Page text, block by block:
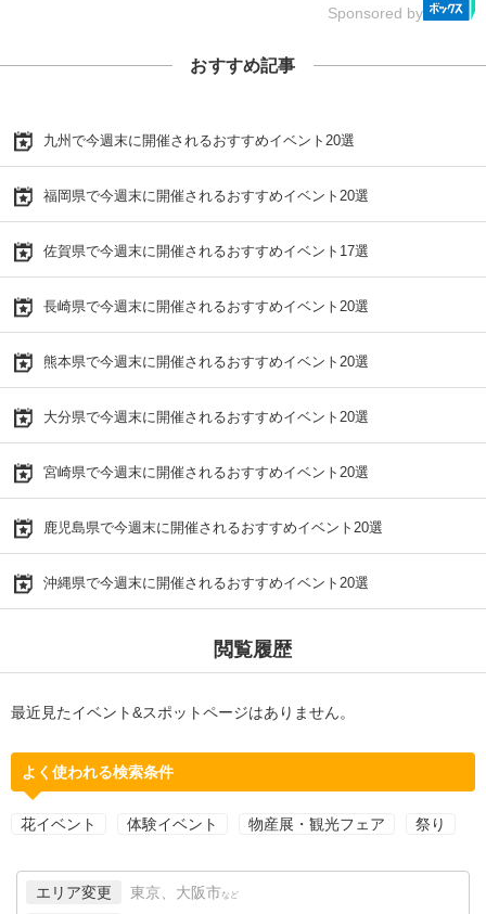
Sponsored by
おすすめ記事
九州で今週末に開催されるおすすめイベント20選
福岡県で今週末に開催されるおすすめイベント20選
佐賀県で今週末に開催されるおすすめイベント17選
長崎県で今週末に開催されるおすすめイベント20選
熊本県で今週末に開催されるおすすめイベント20選
大分県で今週末に開催されるおすすめイベント20選
宮崎県で今週末に開催されるおすすめイベント20選
鹿児島県で今週末に開催されるおすすめイベント20選
沖縄県で今週末に開催されるおすすめイベント20選
閲覧履歴
最近見たイベント&スポットページはありません。
よく使われる検索条件
花イベント 体験イベント 物産展・観光フェア 祭り
エリア変更 東京、大阪市 など